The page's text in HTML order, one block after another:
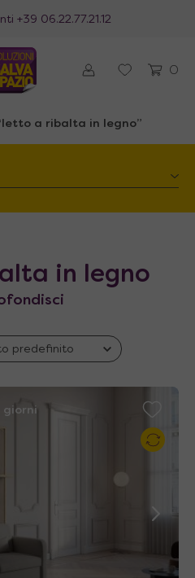
+39 06.22.77.21.12
0
a ribalta in legno”
in legno
giorni